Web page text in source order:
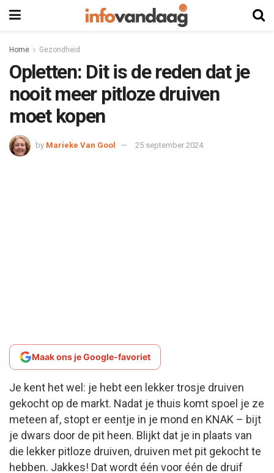
Home Gezondheid
Opletten: Dit is de reden dat je
nooit meer pitloze druiven
moet kopen
by Marieke Van Gool 25 september 2024
Maak ons je Google-favoriet
Je kent het wel: je hebt een lekker trosje druiven
gekocht op de markt. Nadat je thuis komt spoel je ze
meteen af, stopt er eentje in je mond en KNAK – bijt
je dwars door de pit heen. Blijkt dat je in plaats van
die lekker pitloze druiven, druiven met pit gekocht te
hebben. Jakkes! Dat wordt één voor één de druif